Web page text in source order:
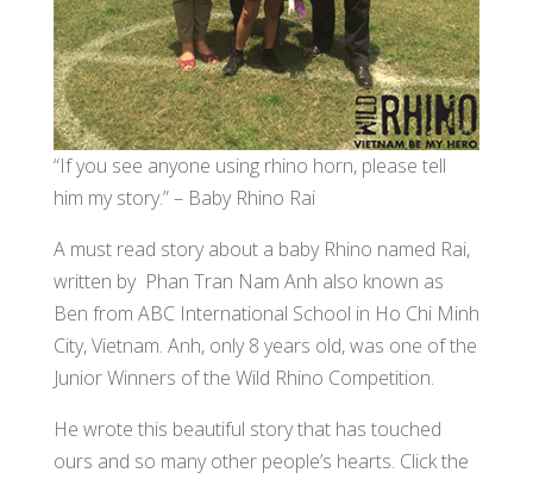
“If you see anyone using rhino horn, please tell
him my story.” – Baby Rhino Rai
A must read story about a baby Rhino named Rai,
written by Phan Tran Nam Anh also known as
Ben from ABC International School in Ho Chi Minh
City, Vietnam. Anh, only 8 years old, was one of the
Junior Winners of the Wild Rhino Competition.
He wrote this beautiful story that has touched
ours and so many other people’s hearts. Click the